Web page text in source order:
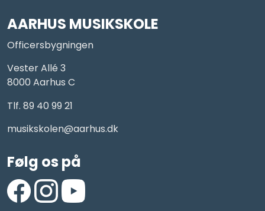
AARHUS MUSIKSKOLE
Officersbygningen
Vester Allé 3
8000 Aarhus C
Tlf. 89 40 99 21
musikskolen@aarhus.dk
Følg os på